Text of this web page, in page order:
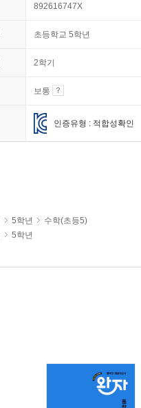
892616747X
초등학교 5학년
2학기
보통
인증유형 : 적합성확인
5학년
수학(초등5)
5학년